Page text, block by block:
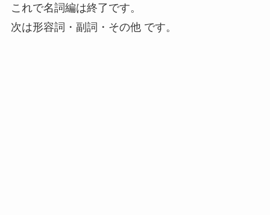
これで名詞編は終了です。
次は形容詞・副詞・その他 です。